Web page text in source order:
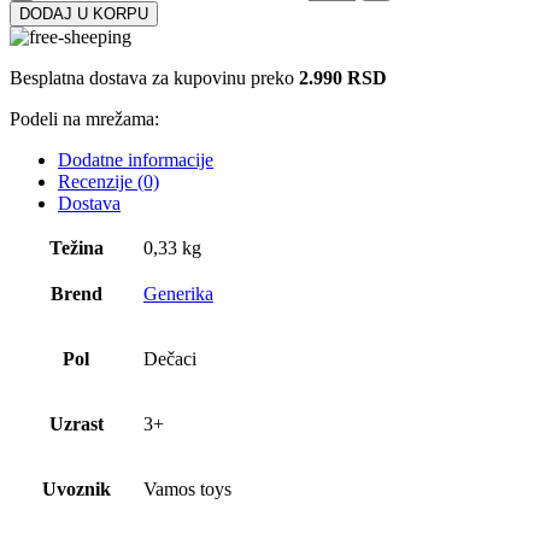
DODAJ U KORPU
Besplatna dostava za kupovinu preko 2.990 RSD
Podeli na mrežama:
Dodatne informacije
Recenzije (0)
Dostava
Težina 0,33 kg
Brend Generika
Pol Dečaci
Uzrast 3+
Uvoznik Vamos toys